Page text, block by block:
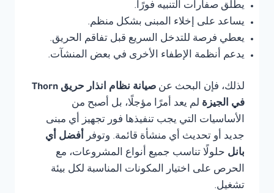
يطلق صفارات التنبيه فورًا.
يساعد على إخلاء المبنى بشكل منظم.
يعطي فرصة للتدخل السريع قبل تفاقم الحريق.
يدعم أنظمة الإطفاء الأخرى في بعض المنشآت.
لذلك، فإن البحث عن
صيانة نظام انذار حريق Thorn
في الجيزة لم يعد أمرًا مؤجلًا، بل أصبح من
الأساسيات التي يجب تنفيذها فور تجهيز أي مبنى
جديد أو تحديث أي منشأة قائمة. وتوفر أفضل أي
بانل حلولًا تناسب جميع أنواع المشروعات، مع
الحرص على اختيار المكونات المناسبة لكل بيئة
تشغيل.